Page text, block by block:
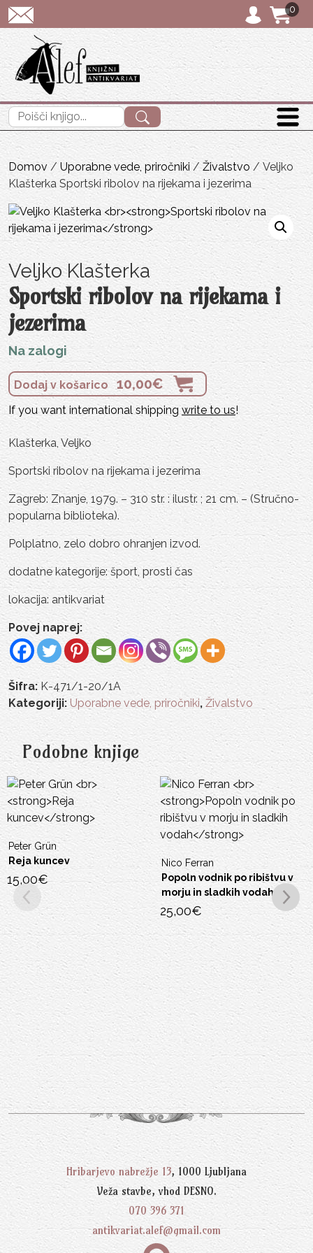
POŠTNINA:
0
Išči:
Domov / Uporabne vede, priročniki /Živalstvo / Veljko
Klašterka Sportski ribolov na rijekama i jezerima
Veljko Klašterka
Sportski ribolov na rijekama i
jezerima
Na zalogi
Dodaj v košarico 10,00€
If you want international shippingwrite to us!
Klašterka, Veljko
Sportski ribolov na rijekama i jezerima
Zagreb: Znanje, 1979. – 310 str. : ilustr. ; 21 cm. – (Stručno-
popularna biblioteka).
Polplatno, zelo dobro ohranjen izvod.
dodatne kategorije: šport, prosti čas
lokacija: antikvariat
Povej naprej:
Šifra:K-471/1-20/1A
Kategoriji: Uporabne vede, priročniki, Živalstvo
Podobne knjige
Peter Grün
Reja kuncev
15,00€
Nico Ferran
Popoln vodnik po ribištvu v
morju in sladkih vodah
25,00€
Hribarjevo nabrežje 13, 1000 Ljubljana
Veža stavbe, vhod DESNO.
070 396 371
antikvariat.alef@gmail.com